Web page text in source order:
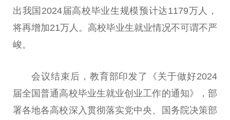
出我国2024届高校毕业生规模预计达1179万人，
将再增加21万人。高校毕业生就业情况不可谓不严
峻。
会议结束后，教育部印发了《关于做好2024
届全国普通高校毕业生就业创业工作的通知》，部
署各地各高校深入贯彻落实党中央、国务院决策部